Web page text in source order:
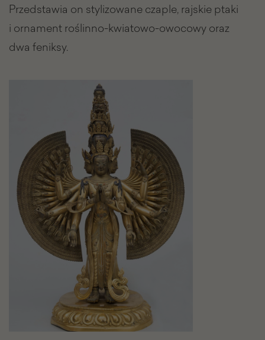
Przedstawia on stylizowane czaple, rajskie ptaki
i ornament roślinno-kwiatowo-owocowy oraz
dwa feniksy.